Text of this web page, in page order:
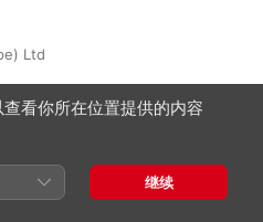
Ltd
看你所在位置提供的内容
继续